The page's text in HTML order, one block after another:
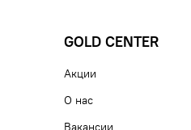
GOLD CENTER
Акции
О нас
Вакансии